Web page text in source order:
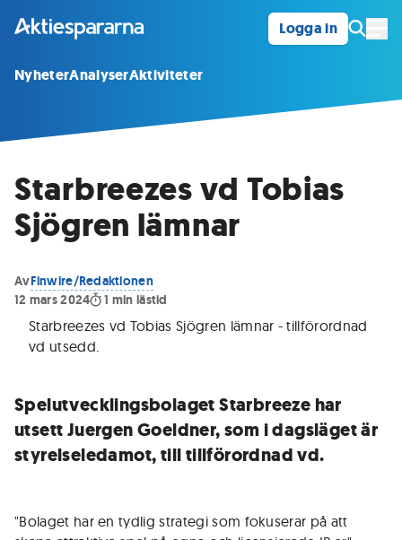
Logga in
NyheterAnalyserAktiviteter
Starbreezes vd Tobias
Sjögren lämnar
AvFinwire/Redaktionen
12 mars 2024
1 min lästid
Starbreezes vd Tobias Sjögren lämnar - tillförordnad
vd utsedd.
Spelutvecklingsbolaget Starbreeze har
utsett Juergen Goeldner, som i dagsläget är
styrelseledamot, till tillförordnad vd.
"Bolaget har en tydlig strategi som fokuserar på att